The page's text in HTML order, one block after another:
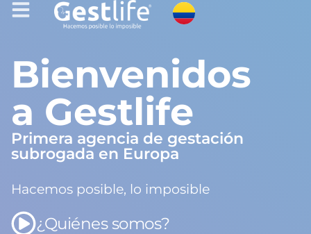
Bienvenidos
a Gestlife
Primera agencia de gestación
subrogada en Europa
Hacemos posible, lo imposible
¿Quiénes somos?